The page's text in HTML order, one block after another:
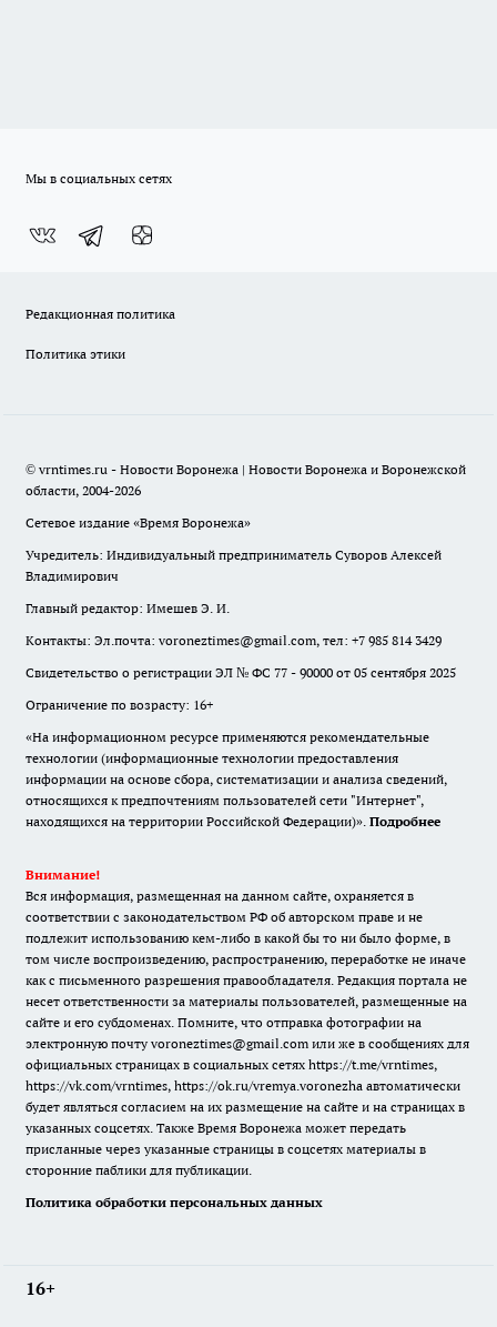
Мы в социальных сетях
Редакционная политика
Политика этики
© vrntimes.ru - Новости Воронежа | Новости Воронежа и Воронежской
области, 2004-2026
Сетевое издание «Время Воронежа»
Учредитель: Индивидуальный предприниматель Суворов Алексей
Владимирович
Главный редактор: Имешев Э. И.
Контакты: Эл.почта: voroneztimes@gmail.com, тел: +7 985 814 3429
Свидетельство о регистрации ЭЛ № ФС 77 - 90000 от 05 сентября 2025
Ограничение по возрасту: 16+
«На информационном ресурсе применяются рекомендательные
технологии (информационные технологии предоставления
информации на основе сбора, систематизации и анализа сведений,
относящихся к предпочтениям пользователей сети "Интернет",
находящихся на территории Российской Федерации)». Подробнее
Внимание!
Вся информация, размещенная на данном сайте, охраняется в
соответствии с законодательством РФ об авторском праве и не
подлежит использованию кем-либо в какой бы то ни было форме, в
том числе воспроизведению, распространению, переработке не иначе
как с письменного разрешения правообладателя. Редакция портала не
несет ответственности за материалы пользователей, размещенные на
сайте и его субдоменах. Помните, что отправка фотографии на
электронную почту voroneztimes@gmail.com или же в сообщениях для
официальных страницах в социальных сетях https://t.me/vrntimes,
https://vk.com/vrntimes, https://ok.ru/vremya.voronezha автоматически
будет являться согласием на их размещение на сайте и на страницах в
указанных соцсетях. Также Время Воронежа может передать
присланные через указанные страницы в соцсетях материалы в
сторонние паблики для публикации.
Политика обработки персональных данных
16+